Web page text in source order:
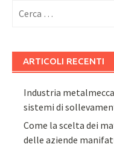
per:
ARTICOLI RECENTI
Industria
sistemi di
Come la scelta dei
delle aziende